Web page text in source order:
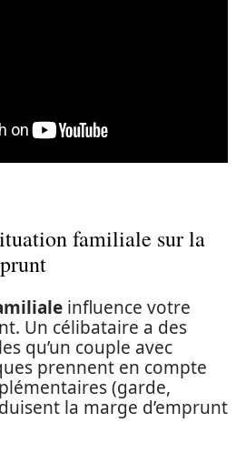
familiale sur la
influence votre
Un célibataire a des
qu’un couple avec
prennent en compte
(garde,
la marge d’emprunt